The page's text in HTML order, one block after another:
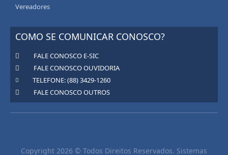
Vereadores
COMO SE COMUNICAR CONOSCO?
FALE CONOSCO E-SIC
FALE CONOSCO OUVIDORIA
TELEFONE: (88) 3429-1260
FALE CONOSCO OUTROS
Copyright 2026 © Todos Direitos Reservados. Sistemas